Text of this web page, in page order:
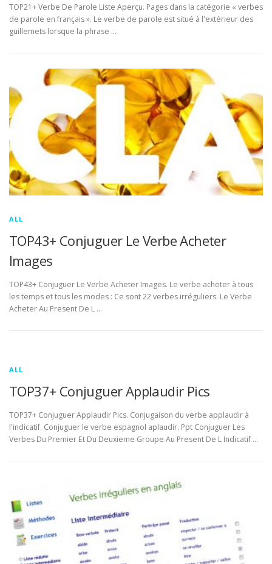
TOP21+ Verbe De Parole Liste Aperçu. Pages dans la catégorie « verbes
de parole en français ». Le verbe de parole est situé à l'extérieur des
guillemets lorsque la phrase …
ALL
TOP43+ Conjuguer Le Verbe Acheter
Images
TOP43+ Conjuguer Le Verbe Acheter Images. Le verbe acheter à tous
les temps et tous les modes : Ce sont 22 verbes irréguliers. Le Verbe
Acheter Au Present De L …
ALL
TOP37+ Conjuguer Applaudir Pics
TOP37+ Conjuguer Applaudir Pics. Conjugaison du verbe applaudir à
l'indicatif. Conjuguer le verbe espagnol aplaudir. Ppt Conjuguer Les
Verbes Du Premier Et Du Deuxieme Groupe Au Present De L Indicatif …